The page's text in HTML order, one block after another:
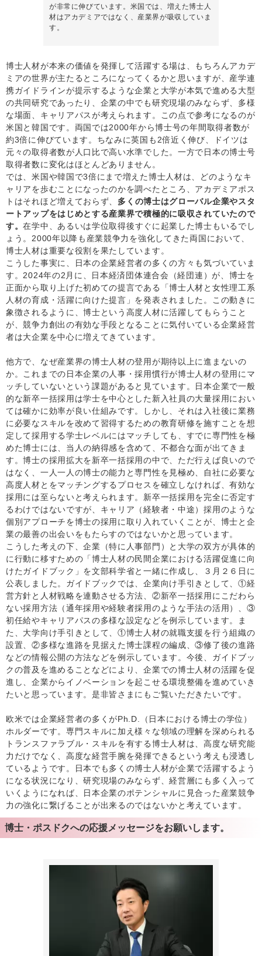
が非常に伸びています。米国では、増えた博士人
材はアカデミアではなく、産業界が吸収していま
す。
博士人材が本来の価値を発揮して活躍する場は、もちろんアカデ
ミアの世界が主たるところになってくるかと思いますが、産学連
携ガイドラインが提示するような企業と大学が本気で進める大型
の共同研究であったり、企業の中でも研究現場のみならず、多様
な場面、キャリアパスが考えられます。この点で参考になるのが
米国と韓国です。両国では2000年から博士号の年間取得者数が
約3倍に伸びています。ちなみに英国も2倍近く伸び、ドイツは
元々の取得者数が人口比で高い水準でした。一方で日本の博士号
取得者数に変化はほとんどありません。
では、米国や韓国で3倍にまで増えた博士人材は、どのようなキ
ャリアを歩むことになったのかを調べたところ、アカデミアポス
トはそれほど増えておらず、 多くの博士はグローバル企業やスタ
ートアップをはじめとする産業界で積極的に吸収されていたので
す。在学中、あるいは学位取得後すぐに起業した博士もいるでし
ょう。2000年以降も産業競争力を強化してきた両国において、
博士人材は重要な役割を果たしています。
こうした事実に、日本の企業経営者の多くの方々も気づいていま
す。2024年の2月に、日本経済団体連合会（経団連）が、博士を
正面から取り上げた初めての提言である「博士人材と女性理工系
人材の育成・活躍に向けた提言」を発表されました。この動きに
象徴されるように、博士という高度人材に活躍してもらうこと
が、競争力創出の有効な手段となることに気付いている企業経営
者は大企業を中心に増えてきています。
他方で、なぜ産業界の博士人材の登用が期待以上に進まないの
か。これまでの日本企業の人事・採用慣行が博士人材の登用にマ
ッチしていないという課題があると見ています。日本企業で一般
的な新卒一括採用は学士を中心とした新入社員の大量採用におい
ては確かに効率が良い仕組みです。しかし、それは入社後に業務
に必要なスキルを改めて習得するための教育研修を施すことを想
定して採用する学士レベルにはマッチしても、すでに専門性を極
めた博士には、当人の納得感を含めて、不都合な面が出てきま
す。博士の採用拡大を新卒一括採用の中で、ただ行えば良いので
はなく、一人一人の博士の能力と専門性を見極め、自社に必要な
高度人材とをマッチングするプロセスを確立しなければ、有効な
採用には至らないと考えられます。新卒一括採用を完全に否定す
るわけではないですが、キャリア（経験者・中途）採用のような
個別アプローチを博士の採用に取り入れていくことが、博士と企
業の最善の出会いをもたらすのではないかと思っています。
こうした考えの下、企業（特に人事部門）と大学の双方が具体的
に行動に移すための「博士人材の民間企業における活躍促進に向
けたガイドブック」を文部科学省と一緒に作成し、３月２６日に
公表しました。ガイドブックでは、企業向け手引きとして、①経
営方針と人材戦略を連動させる方法、②新卒一括採用にこだわら
ない採用方法（通年採用や経験者採用のような手法の活用）、③
初任給やキャリアパスの多様な設定などを例示しています。ま
た、大学向け手引きとして、①博士人材の就職支援を行う組織の
設置、②多様な進路を見据えた博士課程の編成、③修了後の進路
などの情報公開の方法などを例示しています。今後、ガイドブッ
クの普及を進めることなどにより、企業での博士人材の活躍を促
進し、企業からイノベーションを起こせる環境整備を進めていき
たいと思っています。是非皆さまにもご覧いただきたいです。
欧米では企業経営者の多くがPh.D.（日本における博士の学位）
ホルダーです。専門スキルに加え様々な領域の理解を深められる
トランスファラブル・スキルを有する博士人材は、高度な研究能
力だけでなく、高度な経営手腕を発揮できるという考えも浸透し
ているようです。日本でも多くの博士人材が企業で活躍するよう
になる状況になり、研究現場のみならず、経営層にも多く入って
いくようになれば、日本企業のポテンシャルに見合った産業競争
力の強化に繋げることが出来るのではないかと考えています。
博士・ポスドクへの応援メッセージをお願いします。